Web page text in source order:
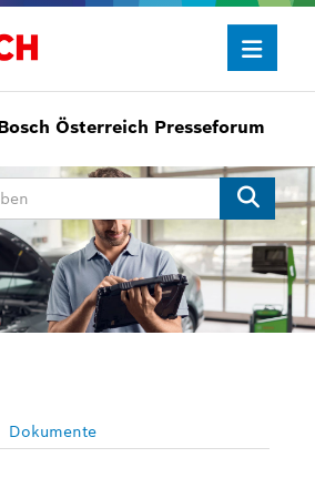
Österreich Presseforum
Dokumente